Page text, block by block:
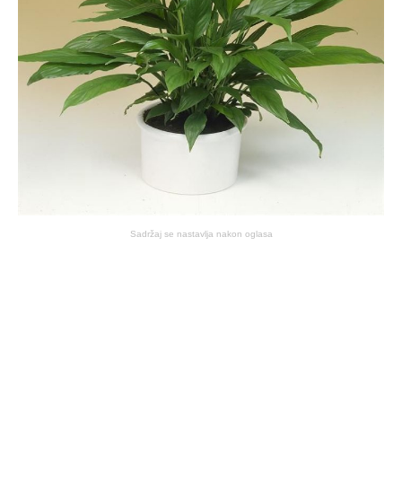
Sadržaj se nastavlja nakon oglasa